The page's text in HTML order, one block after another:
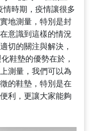
情時期，疫情讓很多
地測量，特別是封
意識到這樣的情況
切的關注與解決，
鞋墊的優勢在於，
測量，我們可以為
的鞋墊，特別是在
利，更讓大家能夠